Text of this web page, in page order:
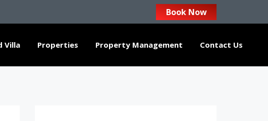
Book Now
Villa Properties Property Management Contact Us